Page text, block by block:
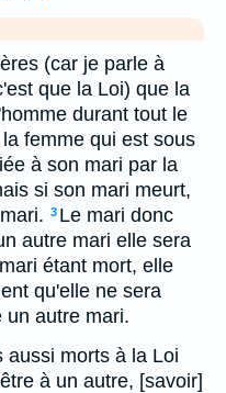
(car je parle à
que la Loi) que la
durant tout le
femme qui est sous
à son mari par la
si son mari meurt,
3 Le mari donc
autre mari elle sera
étant mort, elle
qu'elle ne sera
un autre mari.
aussi morts à la Loi
à un autre, [savoir]